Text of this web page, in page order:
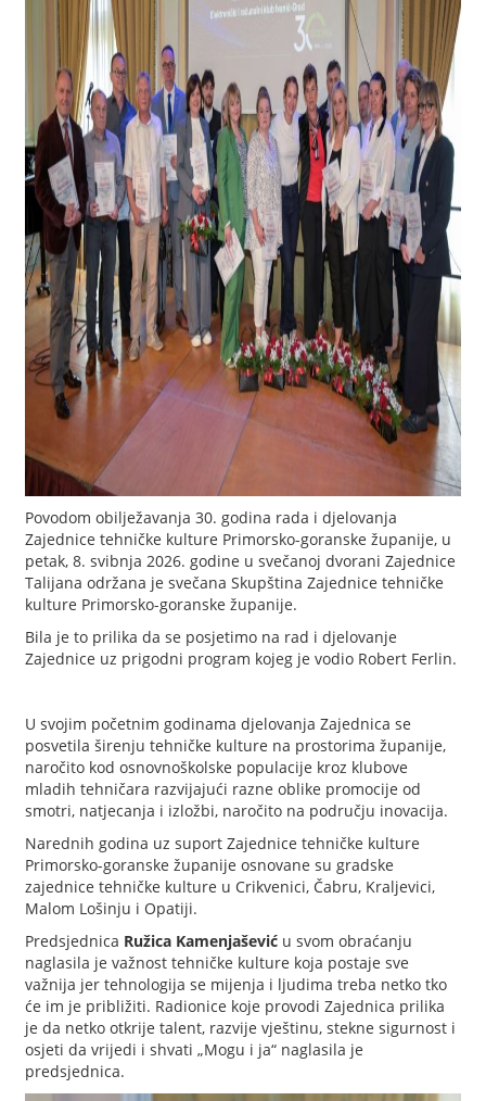
Povodom obilježavanja 30. godina rada i djelovanja
Zajednice tehničke kulture Primorsko-goranske županije, u
petak, 8. svibnja 2026. godine u svečanoj dvorani Zajednice
Talijana održana je svečana Skupština Zajednice tehničke
kulture Primorsko-goranske županije.
Bila je to prilika da se posjetimo na rad i djelovanje
Zajednice uz prigodni program kojeg je vodio Robert Ferlin.
U svojim početnim godinama djelovanja Zajednica se
posvetila širenju tehničke kulture na prostorima županije,
naročito kod osnovnoškolske populacije kroz klubove
mladih tehničara razvijajući razne oblike promocije od
smotri, natjecanja i izložbi, naročito na području inovacija.
Narednih godina uz suport Zajednice tehničke kulture
Primorsko-goranske županije osnovane su gradske
zajednice tehničke kulture u Crikvenici, Čabru, Kraljevici,
Malom Lošinju i Opatiji.
Predsjednica Ružica Kamenjašević u svom obraćanju
naglasila je važnost tehničke kulture koja postaje sve
važnija jer tehnologija se mijenja i ljudima treba netko tko
će im je približiti. Radionice koje provodi Zajednica prilika
je da netko otkrije talent, razvije vještinu, stekne sigurnost i
osjeti da vrijedi i shvati „Mogu i ja“ naglasila je
predsjednica.